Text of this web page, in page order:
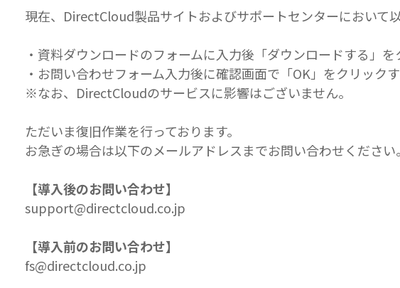
現在、DirectCloud製品サイトおよびサポートセンターにおいて
・資料ダウンロードのフォームに入力後「ダウンロードする」
・お問い合わせフォーム入力後に確認画面で「OK」をクリック
※なお、DirectCloudのサービスに影響はございません。
ただいま復旧作業を行っております。
お急ぎの場合は以下のメールアドレスまでお問い合わせください。
【導入後のお問い合わせ】
support@directcloud.co.jp
【導入前のお問い合わせ】
fs@directcloud.co.jp